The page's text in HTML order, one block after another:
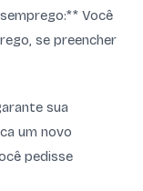
Você
se preencher
sua
um novo
pedisse